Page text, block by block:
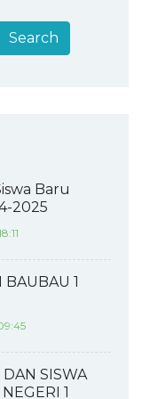
Baru
2025
BAUBAU 1
SISWA
1